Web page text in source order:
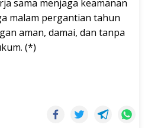
sama menjaga keamanan
malam pergantian tahun
aman, damai, dan tanpa
(*)